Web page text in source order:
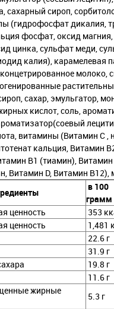
сахарный сироп,
(гидрофосфат дикалия,
фосфат, оксид
цинка, сульфат меди,
калия), карамелевая
молоко,
сахар, эмульгатор,
кислот, соль,
витамины (Витамин C ,
кальция, Витамин
B1 (тиамин),
Витамин D, Витамин
в 100
грамм
ценность
353
ценность
1,481
22.6 г
31.9 г
19.8 г
11.6 г
жирные
5.3 г